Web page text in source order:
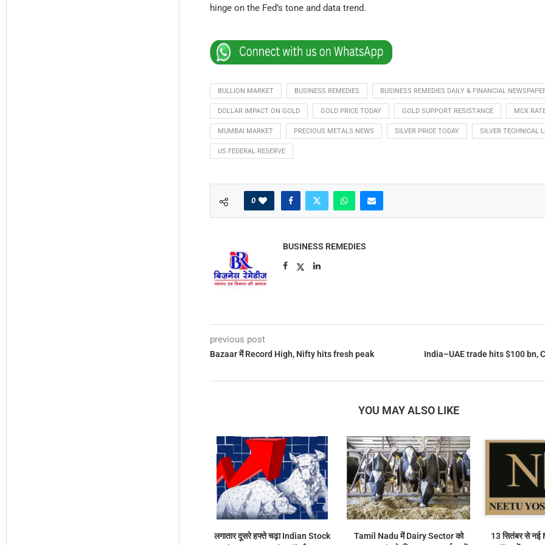
hinge on the Fed’s tone and data trend.
BULLION MARKET BUSINESS REMEDIES BUSINESS REMEDIES DAILY & FINANCIAL
DOLLAR IMPACT ON GOLD GOLD PRICE TODAY GOLD SUPPORT RESISTANCE MCX
MUMBAI MARKET PRECIOUS METALS NEWS SILVER PRICE TODAY SILVER TECHNICAL
US FEDERAL RESERVE
0
BUSINESS REMEDIES
previous post
Bazaar में Record High, Nifty hits fresh peak
India–UAE trade hits $100 bn,
YOU MAY ALSO LIKE
लगातार दूसरे हफ्ते चढ़ा Indian Stock
Tamil Nadu में Dairy Sector को
13 सितंबर से